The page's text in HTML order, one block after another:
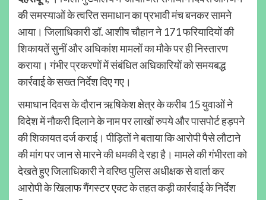
की समस्याओं के त्वरित समाधान का प्रभावी मंच बनकर सामने
आया। जिलाधिकारी डॉ. आशीष चौहान ने 171 फरियादियों की
शिकायतें सुनीं और अधिकांश मामलों का मौके पर ही निस्तारण
कराया। गंभीर प्रकरणों में संबंधित अधिकारियों को समयबद्ध
कार्रवाई के सख्त निर्देश दिए गए।
समाधान दिवस के दौरान ऋषिकेश क्षेत्र के करीब 15 युवाओं ने
विदेश में नौकरी दिलाने के नाम पर लाखों रुपये और पासपोर्ट हड़पने
की शिकायत दर्ज कराई। पीड़ितों ने बताया कि आरोपी पैसे लौटाने
की मांग पर जान से मारने की धमकी दे रहा है। मामले की गंभीरता को
देखते हुए जिलाधिकारी ने वरिष्ठ पुलिस अधीक्षक से वार्ता कर
आरोपी के खिलाफ गैंगस्टर एक्ट के तहत कड़ी कार्रवाई के निर्देश